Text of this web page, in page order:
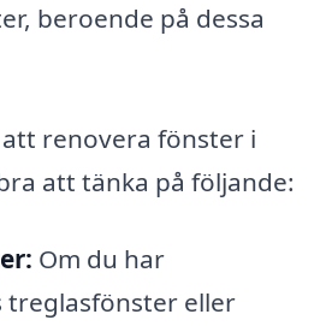
beroende på dessa
renovera fönster i
att tänka på följande:
Om du har
treglasfönster eller